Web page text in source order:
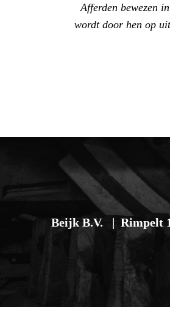
Afferden bewezen
wordt door hen op
Beijk B.V. Rimpelt